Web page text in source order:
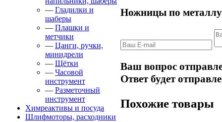
— Гладилки и
шаберы
— Плашки и
метчики
— Цанги, ручки,
минидрели
— Щётки
— Часовой
инструмент
— Разметочный
инструмент
Химреактивы и посуда
Шлифмоторы, расходники
Ножницы по металлу
Ваш вопрос
Ответ будет
Похожие товары